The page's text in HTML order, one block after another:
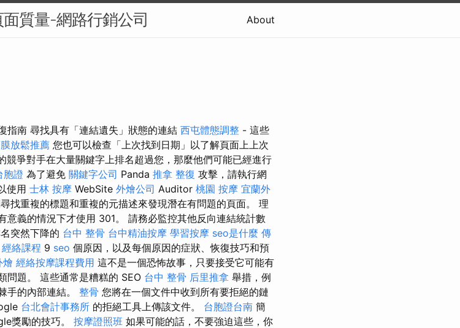
質量-網路行銷公司 About
南 尋找具有「連結遺失」狀態的連結 西屯體態調整 - 這些
放鬆推薦 您也可以檢查「上次找到日期」以了解頁面上上次
競爭對手在大量關鍵字上排名超過您，那麼他們可能已經進行
胞證 為了避免 關鍵字公司 Panda 推拿 整復 攻擊，請執行網
使用 士林 按摩 WebSite 外燴公司 Auditor 桃園 按摩 宜蘭外
找重複的標題和重複的元描述來發現潛在有問題的頁面。 理
意義的情況下才使用 301。 請務必監控其他反向連結統計數
突然下降的 台中 整骨 台中精油按摩 學習按摩 seo是什麼 傳
經絡課程 9 seo 個原因，以及每個原因的症狀、恢復技巧和預
燴 經絡按摩課程費用 這不是一個恐怖故事，只要接受它可能有
問題。 這些通常是糟糕的 SEO 台中 整骨 后里推拿 舉措，例
手的內部連結。 整骨 您將在一個文件中收到所有要拒絕的鏈
台北會計事務所 的拒絕工具上傳該文件。 台胞證台南 簡
獎勵的技巧。 按摩證照班 如果可能的話，不要強迫這些，你